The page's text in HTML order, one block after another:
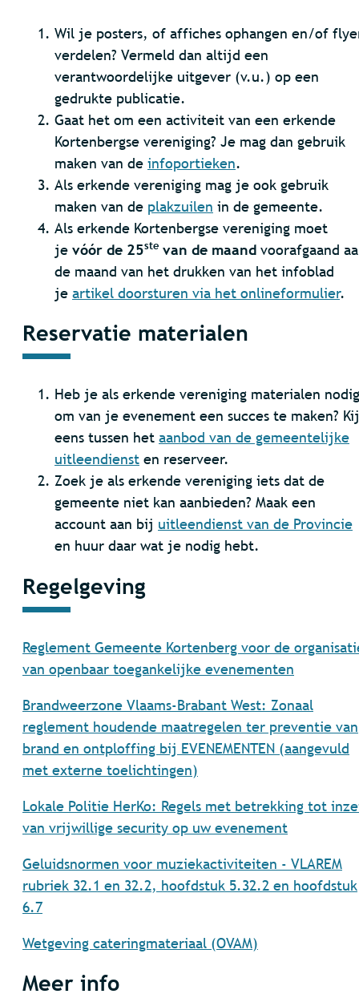
Wil je posters, of affiches ophangen en/of
verdelen? Vermeld dan altijd een
verantwoordelijke uitgever (v.u.) op een
gedrukte publicatie.
Gaat het om een activiteit van een erkende
Kortenbergse vereniging? Je mag dan gebruik
maken van de infoportieken.
Als erkende vereniging mag je ook gebruik
maken van de plakzuilen in de gemeente.
Als erkende Kortenbergse vereniging moet
je vóór de 25ste van de maand voorafgaand
de maand van het drukken van het infoblad
je artikel doorsturen via het onlineformulier.
Reservatie materialen
Heb je als erkende vereniging materialen nodig
om van je evenement een succes te maken?
eens tussen het aanbod van de gemeentelijke
uitleendienst en reserveer.
Zoek je als erkende vereniging iets dat de
gemeente niet kan aanbieden? Maak een
account aan bij uitleendienst van de Provincie
en huur daar wat je nodig hebt.
Regelgeving
Reglement Gemeente Kortenberg voor de
van openbaar toegankelijke evenementen
Brandweerzone Vlaams-Brabant West: Zonaal
reglement houdende maatregelen ter preventie van
brand en ontploffing bij EVENEMENTEN (aangevuld
met externe toelichtingen)
Lokale Politie HerKo: Regels met betrekking tot
van vrijwillige security op uw evenement
Geluidsnormen voor muziekactiviteiten - VLAREM
rubriek 32.1 en 32.2, hoofdstuk 5.32.2 en hoofdstuk
6.7
Wetgeving cateringmateriaal (OVAM)
Meer info